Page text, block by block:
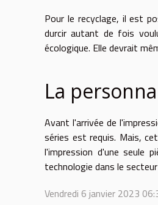
Pour le recyclage, il est
durcir autant de fois
écologique. Elle devrait
La
Avant l'arrivée de
séries est requis. Mais,
l'impression d'une seule
technologie dans le
Vendredi 6 janvier 2023